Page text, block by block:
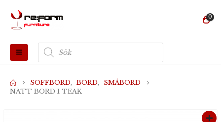
0
Produktsökning
SOFFBORD, BORD,
SMÅBORD
NÄTT BORD I TEAK